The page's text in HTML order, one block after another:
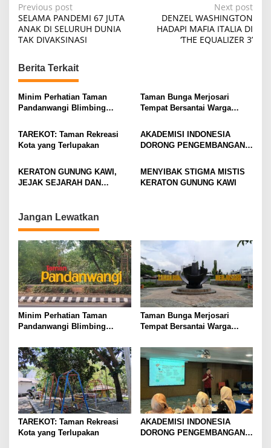
P
o
s
t
n
a
v
i
g
t
o
n
Previous post
SELAMA PANDEMI 67 JUTA
ANAK DI SELURUH DUNIA
TAK DIVAKSINASI
Next post
DENZEL WASHINGTON
HADAPI MAFIA ITALIA DI
‘THE EQUALIZER 3’
Berita Terkait
Minim Perhatian Taman
Pandanwangi Blimbing
Taman Bunga Merjosari
Tempat Bersantai Warga
TAREKOT: Taman Rekreasi
Kota yang Terlupakan
AKADEMISI INDONESIA
DORONG PENGEMBANGAN
LEWAT PENGABDIAN
INTERNASIONAL DI
KERATON GUNUNG KAWI,
JEJAK SEJARAH DAN
MENYIBAK STIGMA MISTIS
KERATON GUNUNG KAWI
Jangan Lewatkan
Minim Perhatian Taman
Pandanwangi Blimbing
Taman Bunga Merjosari
Tempat Bersantai Warga
TAREKOT: Taman Rekreasi
Kota yang Terlupakan
AKADEMISI INDONESIA
DORONG PENGEMBANGAN